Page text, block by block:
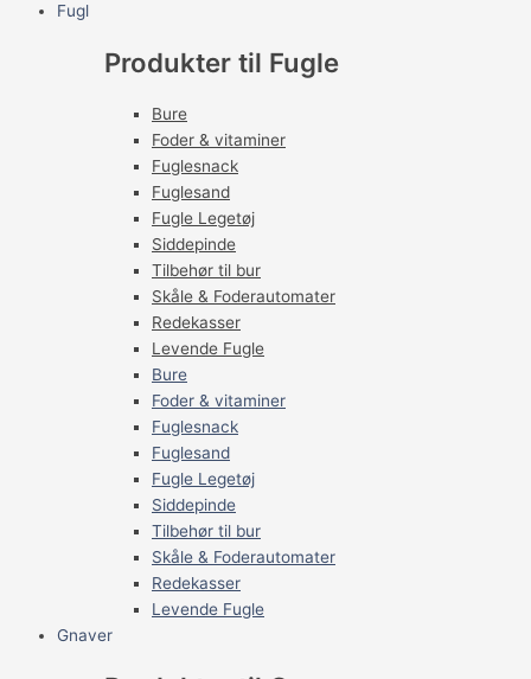
Fugl
Produkter til Fugle
Bure
Foder & vitaminer
Fuglesnack
Fuglesand
Fugle Legetøj
Siddepinde
Tilbehør til bur
Skåle & Foderautomater
Redekasser
Levende Fugle
Bure
Foder & vitaminer
Fuglesnack
Fuglesand
Fugle Legetøj
Siddepinde
Tilbehør til bur
Skåle & Foderautomater
Redekasser
Levende Fugle
Gnaver